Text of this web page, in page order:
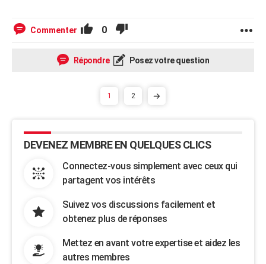
Commenter 0
Répondre Posez votre question
1 2
DEVENEZ MEMBRE EN QUELQUES CLICS
Connectez-vous simplement avec ceux qui
partagent vos intérêts
Suivez vos discussions facilement et
obtenez plus de réponses
Mettez en avant votre expertise et aidez les
autres membres